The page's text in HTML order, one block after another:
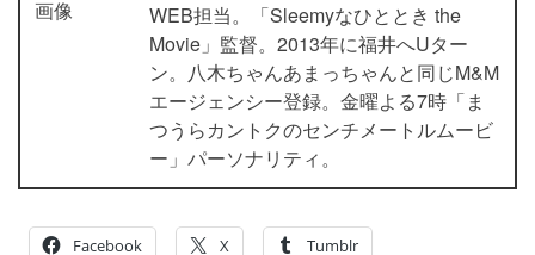
WEB担当。「Sleemyなひととき the
Movie」監督。2013年に福井へUター
ン。八木ちゃんあまっちゃんと同じM&M
エージェンシー登録。金曜よる7時「ま
つうらカントクのセンチメートルムービ
ー」パーソナリティ。
Facebook X Tumblr